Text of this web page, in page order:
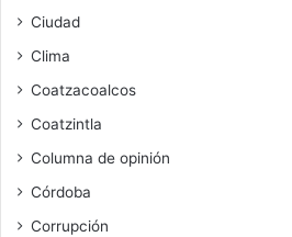
Ciudad
Clima
Coatzacoalcos
Coatzintla
Columna de opinión
Córdoba
Corrupción